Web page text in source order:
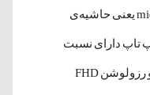
اینچی است که از فناوری micro edge یعنی حاشیه‌ی
تاپ دارای نسبت
صفحه نمایش به بدنه بسیار عالی و رزولوشن FHD